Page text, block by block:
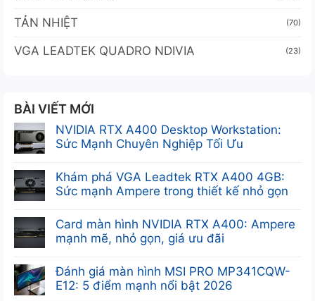
TẢN NHIỆT (70)
VGA LEADTEK QUADRO NDIVIA (23)
BÀI VIẾT MỚI
NVIDIA RTX A400 Desktop Workstation:
Sức Mạnh Chuyên Nghiệp Tối Ưu
có
bình
ở
NVIDIA
RTX
Desktop
Workstation:
Khám phá VGA Leadtek RTX A400 4GB:
Sức mạnh Ampere trong thiết kế nhỏ gọn
có
bình
ở
Khám
phá
Card màn hình NVIDIA RTX A400: Ampere
mạnh mẽ, nhỏ gọn, giá ưu đãi
có
bình
Đánh giá màn hình MSI PRO MP341CQW-
E12: 5 điểm mạnh nổi bật 2026